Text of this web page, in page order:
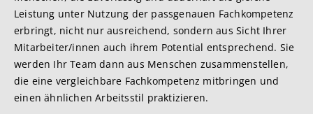
Leistung unter Nutzung der passgenauen Fachkompetenz
erbringt, nicht nur ausreichend, sondern aus Sicht Ihrer
Mitarbeiter/innen auch ihrem Potential entsprechend. Sie
werden Ihr Team dann aus Menschen zusammenstellen,
die eine vergleichbare Fachkompetenz mitbringen und
einen ähnlichen Arbeitsstil praktizieren.